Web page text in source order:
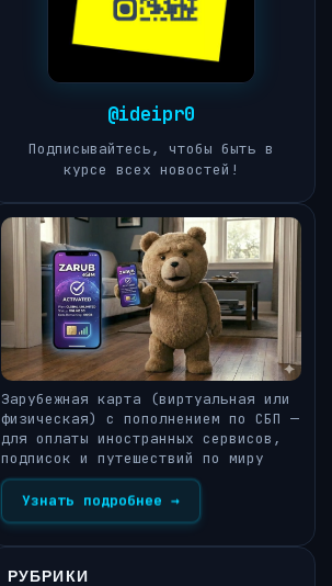
@ideipr0
Подписывайтесь, чтобы быть в
курсе всех новостей!
Зарубежная карта (виртуальная или
физическая) с пополнением по СБП —
для оплаты иностранных сервисов,
подписок и путешествий по миру
Узнать подробнее →
РУБРИКИ